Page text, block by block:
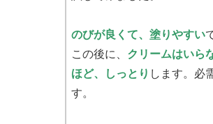
のびが良くて、塗りやすい
この後に、 クリームはいら
ほど、しっとり します。必
す。